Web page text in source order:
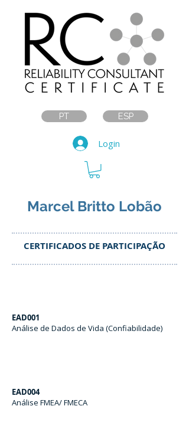
PT ESP
Login
Marcel Britto Lobão
CERTIFICADOS DE PARTICIPAÇÃO
EAD001
Análise de Dados de Vida (Confiabilidade)
EAD004
Análise FMEA/ FMECA